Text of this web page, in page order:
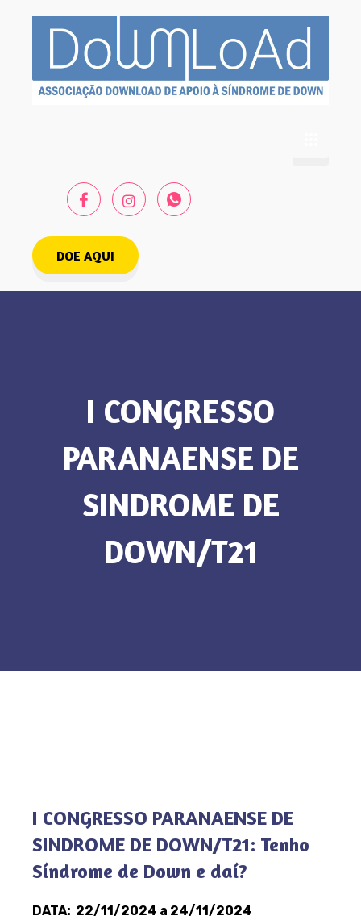
DOE AQUI
I CONGRESSO
PARANAENSE DE
SINDROME DE
DOWN/T21
I CONGRESSO PARANAENSE DE
SINDROME DE DOWN/T21: Tenho
Síndrome de Down e daí?
DATA: 22/11/2024 a 24/11/2024